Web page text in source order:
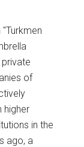
of
higher
in the
ago, a